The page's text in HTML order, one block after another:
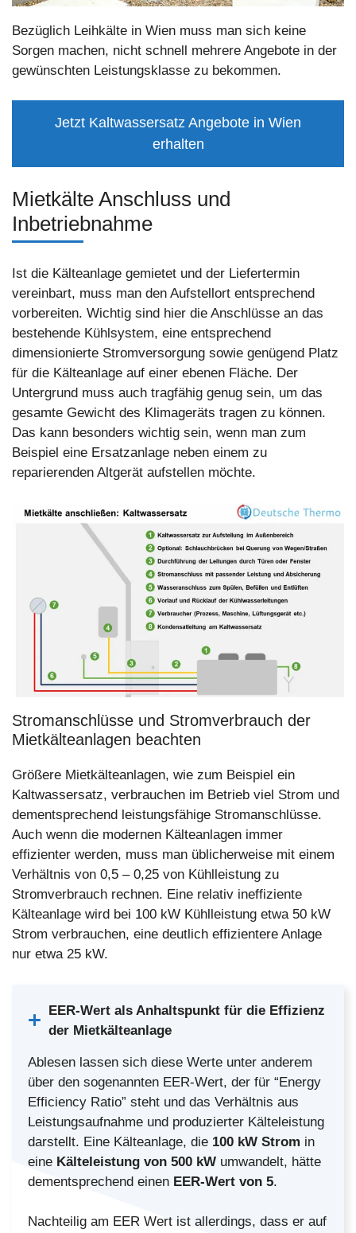
Bezüglich Leihkälte in Wien muss man sich keine
Sorgen machen, nicht schnell mehrere Angebote in der
gewünschten Leistungsklasse zu bekommen.
Jetzt Kaltwassersatz Angebote in Wien
erhalten
Mietkälte Anschluss und
Inbetriebnahme
Ist die Kälteanlage gemietet und der Liefertermin
vereinbart, muss man den Aufstellort entsprechend
vorbereiten. Wichtig sind hier die Anschlüsse an das
bestehende Kühlsystem, eine entsprechend
dimensionierte Stromversorgung sowie genügend Platz
für die Kälteanlage auf einer ebenen Fläche. Der
Untergrund muss auch tragfähig genug sein, um das
gesamte Gewicht des Klimageräts tragen zu können.
Das kann besonders wichtig sein, wenn man zum
Beispiel eine Ersatzanlage neben einem zu
reparierenden Altgerät aufstellen möchte.
Stromanschlüsse und Stromverbrauch der
Mietkälteanlagen beachten
Größere Mietkälteanlagen, wie zum Beispiel ein
Kaltwassersatz, verbrauchen im Betrieb viel Strom und
dementsprechend leistungsfähige Stromanschlüsse.
Auch wenn die modernen Kälteanlagen immer
effizienter werden, muss man üblicherweise mit einem
Verhältnis von 0,5 – 0,25 von Kühlleistung zu
Stromverbrauch rechnen. Eine relativ ineffiziente
Kälteanlage wird bei 100 kW Kühlleistung etwa 50 kW
Strom verbrauchen, eine deutlich effizientere Anlage
nur etwa 25 kW.
EER-Wert als Anhaltspunkt für die Effizienz
der Mietkälteanlage
Ablesen lassen sich diese Werte unter anderem
über den sogenannten EER-Wert, der für “Energy
Efficiency Ratio” steht und das Verhältnis aus
Leistungsaufnahme und produzierter Kälteleistung
darstellt. Eine Kälteanlage, die 100 kW Strom in
eine Kälteleistung von 500 kW umwandelt, hätte
dementsprechend einen EER-Wert von 5.
Nachteilig am EER Wert ist allerdings, dass er auf